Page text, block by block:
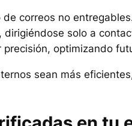
correos no
, dirigiéndose solo a
optimizando
sean más